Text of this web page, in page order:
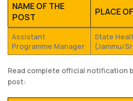
NAME OF THE
POST
PLACE
Assistant
Programme Manager
State
(Jammu/
Read complete official notification
post: